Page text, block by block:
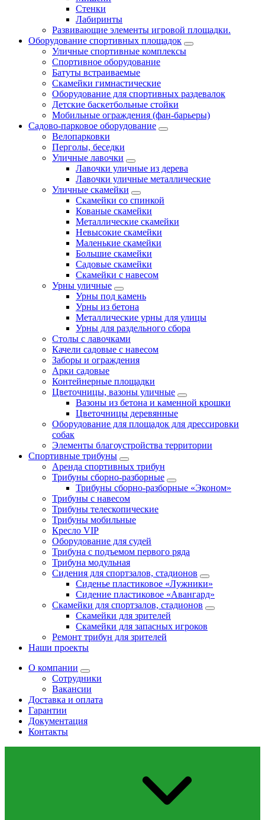
Стенки
Лабиринты
Развивающие элементы игровой площадки.
Оборудование спортивных площадок
Уличные спортивные комплексы
Спортивное оборудование
Батуты встраиваемые
Скамейки гимнастические
Оборудование для спортивных раздевалок
Детские баскетбольные стойки
Мобильные ограждения (фан-барьеры)
Садово-парковое оборудование
Велопарковки
Перголы, беседки
Уличные лавочки
Лавочки уличные из дерева
Лавочки уличные металлические
Уличные скамейки
Скамейки со спинкой
Кованые скамейки
Металлические скамейки
Невысокие скамейки
Маленькие скамейки
Большие скамейки
Садовые скамейки
Скамейки с навесом
Урны уличные
Урны под камень
Урны из бетона
Металлические урны для улицы
Урны для раздельного сбора
Столы с лавочками
Качели садовые с навесом
Заборы и ограждения
Арки садовые
Контейнерные площадки
Цветочницы, вазоны уличные
Вазоны из бетона и каменной крошки
Цветочницы деревянные
Оборудование для площадок для дрессировки
собак
Элементы благоустройства территории
Спортивные трибуны
Аренда спортивных трибун
Трибуны сборно-разборные
Трибуны сборно-разборные «Эконом»
Трибуны с навесом
Трибуны телескопические
Трибуны мобильные
Кресло VIP
Оборудование для судей
Трибуна с подъемом первого ряда
Трибуна модульная
Сидения для спортзалов, стадионов
Сиденье пластиковое «Лужники»
Сидение пластиковое «Авангард»
Скамейки для спортзалов, стадионов
Скамейки для зрителей
Скамейки для запасных игроков
Ремонт трибун для зрителей
Наши проекты
О компании
Сотрудники
Вакансии
Доставка и оплата
Гарантии
Документация
Контакты